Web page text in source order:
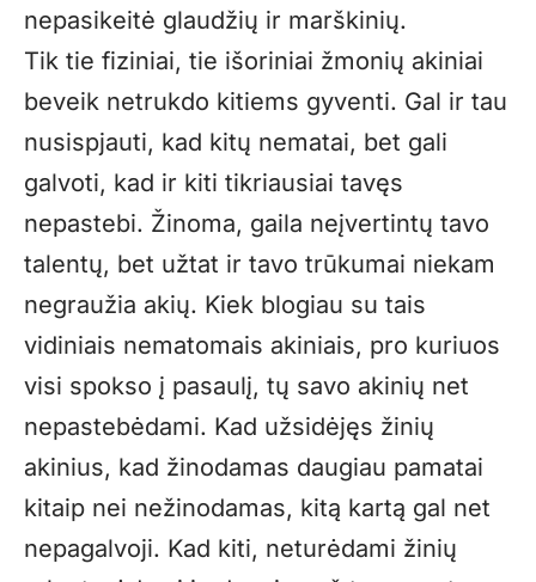
nepasikeitė glaudžių ir marškinių.
Tik tie fiziniai, tie išoriniai žmonių akiniai
beveik netrukdo kitiems gyventi. Gal ir tau
nusispjauti, kad kitų nematai, bet gali
galvoti, kad ir kiti tikriausiai tavęs
nepastebi. Žinoma, gaila neįvertintų tavo
talentų, bet užtat ir tavo trūkumai niekam
negraužia akių. Kiek blogiau su tais
vidiniais nematomais akiniais, pro kuriuos
visi spokso į pasaulį, tų savo akinių net
nepastebėdami. Kad užsidėjęs žinių
akinius, kad žinodamas daugiau pamatai
kitaip nei nežinodamas, kitą kartą gal net
nepagalvoji. Kad kiti, neturėdami žinių